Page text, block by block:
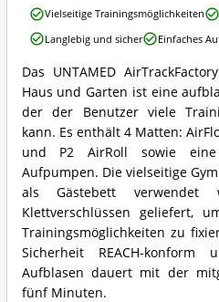
dieses
AirTrack-
Set
erhältlich?
UNTAMED
AirTrackFactory
AirTrack-
Trainingsset
Haus
und
Garten
Zusammenfassung:
Was
bietet
dieses
AirTrack-
Set?
Das UNTAMED
Haus und Garten ist eine
der der Benutzer viele
kann. Es enthält 4 Matten:
und P2 AirRoll sowie
Aufpumpen. Die vielseitige
als Gästebett
Klettverschlüssen geliefert,
Trainingsmöglichkeiten zu
Sicherheit REACH-konform
Aufblasen dauert mit der
fünf Minuten.
UNTAMED
AirTrackFactory
AirTrack-
für
Haus
und
Garten
Vorteile:
Was
spricht
für
dieses
AirTrack-
Set?
Vielseitige Trainingsmöglichkeiten
Langlebig und sicher
Einfaches